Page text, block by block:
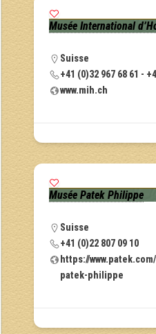
Musée International
Suisse
+41 (0)32 967 68 61 -
www.mih.ch
Musée Patek Philippe
Suisse
+41 (0)22 807 09 10
https://
patek-philippe